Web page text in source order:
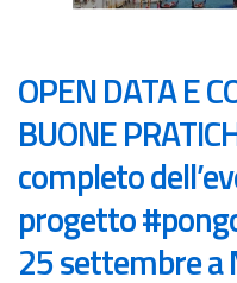
OPEN DATA E
BUONE
completo
progetto
25 settembre a